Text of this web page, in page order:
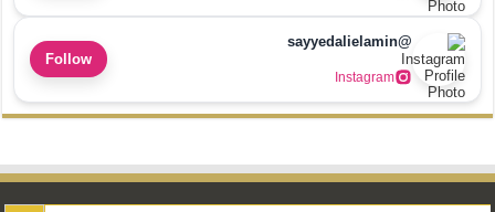
@sayyedalielamin
Instagram
Follow
Search Button